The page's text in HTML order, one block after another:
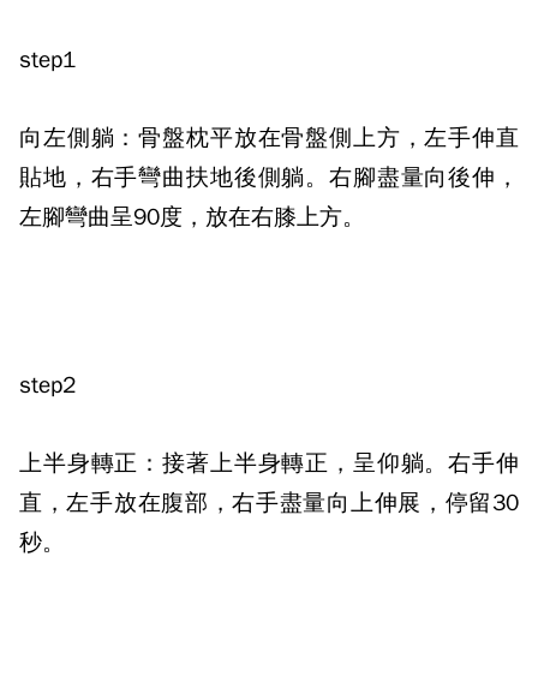
step1
向左側躺：骨盤枕平放在骨盤側上方，左手伸直
貼地，右手彎曲扶地後側躺。右腳盡量向後伸，
左腳彎曲呈90度，放在右膝上方。
step2
上半身轉正：接著上半身轉正，呈仰躺。右手伸
直，左手放在腹部，右手盡量向上伸展，停留30
秒。